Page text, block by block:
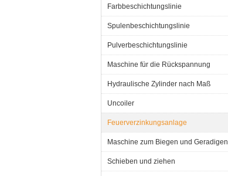
Farbbeschichtungslinie
Spulenbeschichtungslinie
Pulverbeschichtungslinie
Maschine für die Rückspannung
Hydraulische Zylinder nach Maß
Uncoiler
Feuerverzinkungsanlage
Maschine zum Biegen und Geradigen
Schieben und ziehen